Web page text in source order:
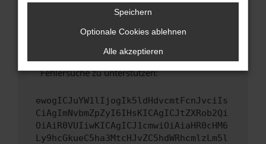
Wende dich an den Webseitenbetreiber.
Wenn du alle oben genannten Schritte versucht
hast, kontaktiere uns bitte. Wir werden
versuchen, das Problem zu beheben. Du kannst
uns diesen Text schicken, um uns bei der
Fehlersuche zu unterstützen:
ewogICJuYW1lIjogIk5ldHdvcmtFcnJvciIs
CiAgImNvbmZpZyI6IHsKICAgICJtZXRob2Qi
OiAiR0VUIiwKICAgICJ1cmwiOiAiaHR0cHM6
Ly9hcGkueC5ha3MtcHJvZC5hdWRhcmlzLm5l
Speichern
Optionale Cookies ablehnen
Alle akzeptieren